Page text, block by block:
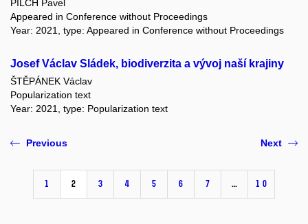
PILCH Pavel
Appeared in Conference without Proceedings
Year: 2021, type: Appeared in Conference without Proceedings
Josef Václav Sládek, biodiverzita a vývoj naší krajiny
ŠTĚPÁNEK Václav
Popularization text
Year: 2021, type: Popularization text
Previous
1 2 3 4 5 6 7 … 10
Next